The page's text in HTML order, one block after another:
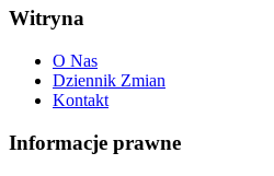
Witryna
O Nas
Dziennik Zmian
Kontakt
Informacje prawne